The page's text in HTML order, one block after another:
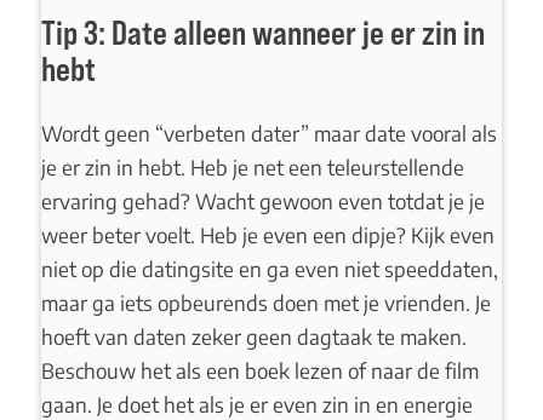
Tip 3: Date alleen wanneer je er zin in
hebt
Wordt geen “verbeten dater” maar date vooral als
je er zin in hebt. Heb je net een teleurstellende
ervaring gehad? Wacht gewoon even totdat je je
weer beter voelt. Heb je even een dipje? Kijk even
niet op die datingsite en ga even niet speeddaten,
maar ga iets opbeurends doen met je vrienden. Je
hoeft van daten zeker geen dagtaak te maken.
Beschouw het als een boek lezen of naar de film
gaan. Je doet het als je er even zin in en energie